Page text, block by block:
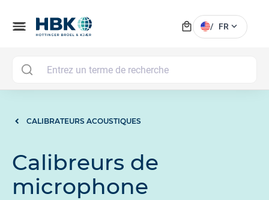
menu local_mall / FR expand_more
CALIBRATEURS ACOUSTIQUES
Calibreurs de
microphone